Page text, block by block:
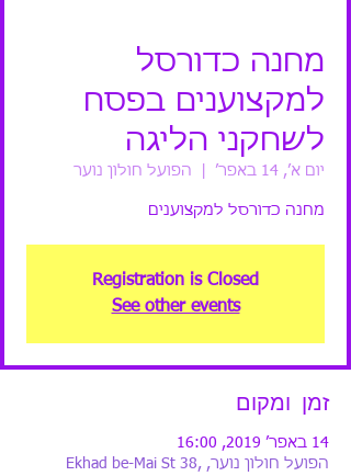
מחנה כדורסל
למקצוענים בפסח
לשחקני הליגה
יום א׳, 14 באפר׳ הפועל חולון נוער
מחנה כדורסל למקצוענים
Registration is Closed
See other events
זמן ומקום
14 באפר׳ 2019, 16:00
הפועל חולון נוער, Ekhad be-Mai St 38,